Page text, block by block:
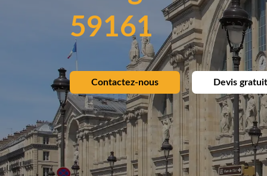
59161
Contactez-nous Devis gratuit